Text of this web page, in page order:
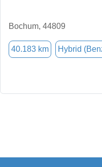
Bochum, 44809
40.183 km Hybrid